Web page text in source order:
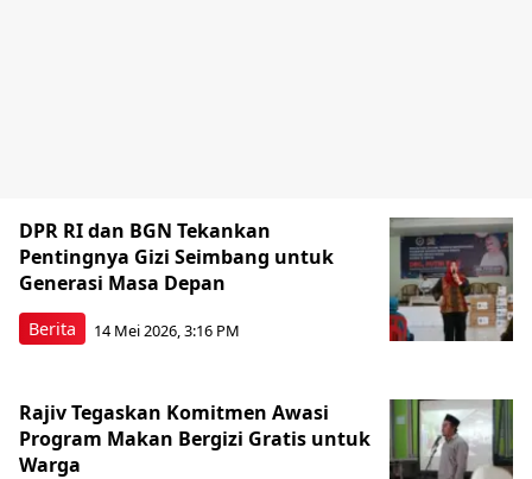
Berita
DPR RI dan BGN Tekankan
Pentingnya Gizi Seimbang untuk
Generasi Masa Depan
14 Mei 2026, 3:16 PM
Rajiv Tegaskan Komitmen Awasi
Program Makan Bergizi Gratis untuk
Warga